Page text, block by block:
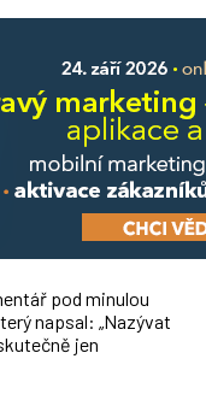
pod minulou
napsal: „Nazývat
jen